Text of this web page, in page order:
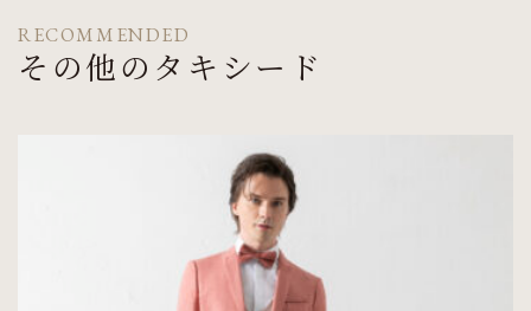
RECOMMENDED
その他のタキシード